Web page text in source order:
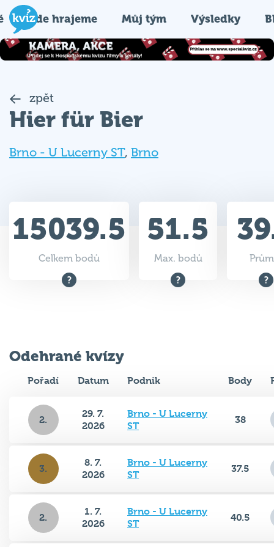
Kde hrajeme Můj tým Výsledky
zpět
Hier für Bier
Brno - U Lucerny ST, Brno
15039.5
Celkem bodů
51.5
Max. bodů
Odehrané kvízy
Pořadí Datum Podnik Body
2.
29. 7.
2026
Brno - U Lucerny
ST
38
3.
8. 7.
2026
Brno - U Lucerny
ST
37.5
2.
1. 7.
2026
Brno - U Lucerny
ST
40.5